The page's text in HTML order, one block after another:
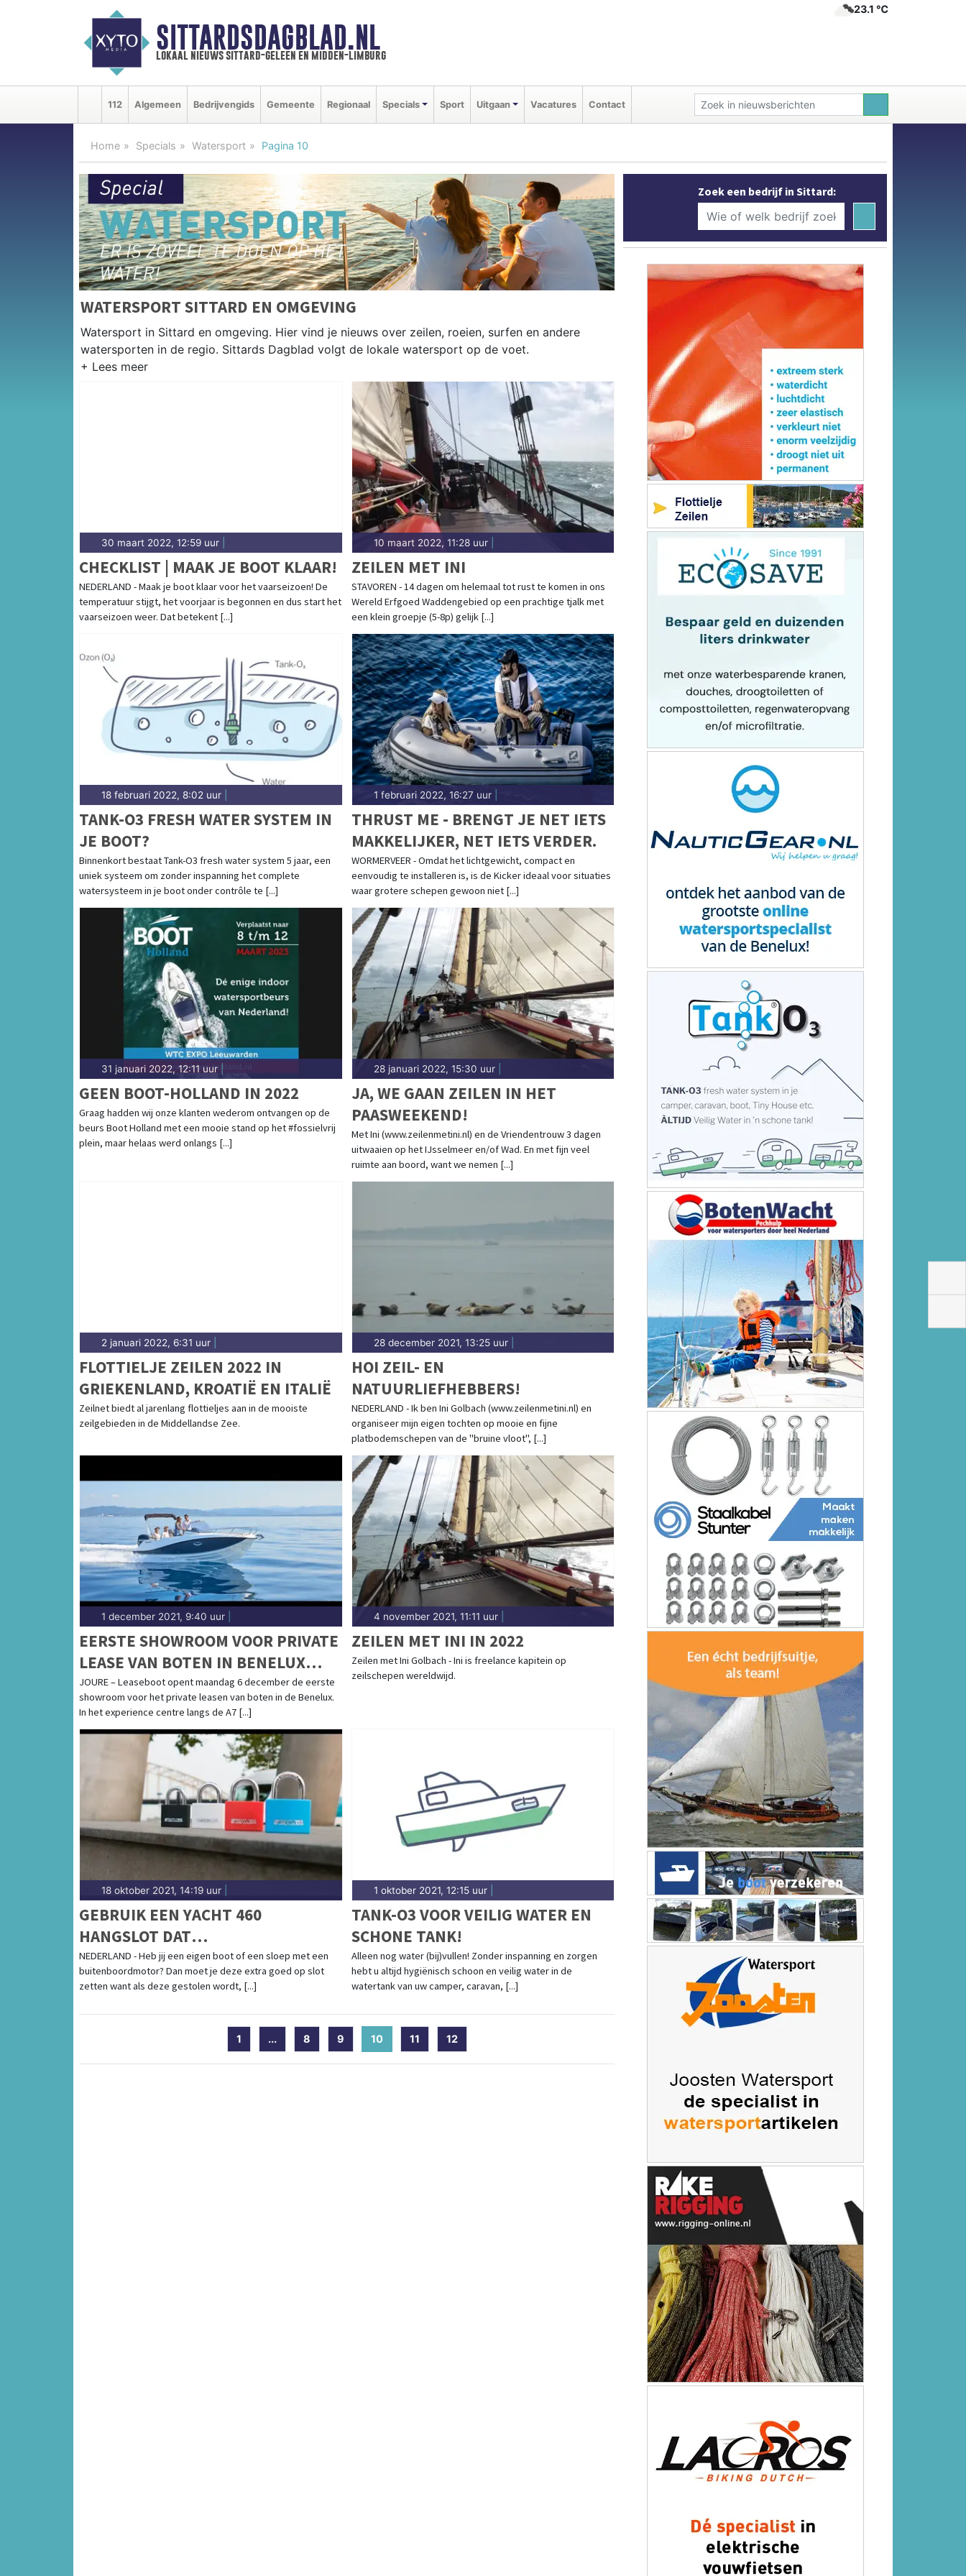
SITTARDSDAGBLAD.NL
lokaal nieuws sittard-geleen en midden-limburg
23.1 ℃
112 Algemeen Bedrijvengids Gemeente Regionaal Specials Sport Uitgaan Vacatures Contact
Home Specials Watersport Pagina 10
WATERSPORT SITTARD EN OMGEVING
Watersport in Sittard en omgeving. Hier vind je nieuws over zeilen, roeien, surfen en andere
watersporten in de regio. Sittards Dagblad volgt de lokale watersport op de voet.
30 maart 2022, 12:59 uur
CHECKLIST | MAAK JE BOOT KLAAR!
NEDERLAND - Maak je boot klaar voor het vaarseizoen! De
temperatuur stijgt, het voorjaar is begonnen en dus start het
vaarseizoen weer. Dat betekent [...]
10 maart 2022, 11:28 uur|
ZEILEN MET INI
STAVOREN - 14 dagen om helemaal tot rust te komen in ons
Wereld Erfgoed Waddengebied op een prachtige tjalk met
een klein groepje (5-8p) gelijk [...]
18 februari 2022, 8:02 uur
TANK-O3 FRESH WATER SYSTEM IN
JE BOOT?
Binnenkort bestaat Tank-O3 fresh water system 5 jaar, een
uniek systeem om zonder inspanning het complete
watersysteem in je boot onder contrôle te [...]
1 februari 2022, 16:27 uur|
THRUST ME - BRENGT JE NET IETS
MAKKELIJKER, NET IETS VERDER.
WORMERVEER - Omdat het lichtgewicht, compact en
eenvoudig te installeren is, is de Kicker ideaal voor situaties
waar grotere schepen gewoon niet [...]
31 januari 2022, 12:11 uur
GEEN BOOT-HOLLAND IN 2022
Graag hadden wij onze klanten wederom ontvangen op de
beurs Boot Holland met een mooie stand op het #fossielvrij
plein, maar helaas werd onlangs [...]
28 januari 2022, 15:30 uur|
JA, WE GAAN ZEILEN IN HET
PAASWEEKEND!
Met Ini (www.zeilenmetini.nl) en de Vriendentrouw 3 dagen
uitwaaien op het IJsselmeer en/of Wad. En met fijn veel
ruimte aan boord, want we nemen [...]
2 januari 2022, 6:31 uur
FLOTTIELJE ZEILEN 2022 IN
GRIEKENLAND, KROATIË EN ITALIË
Zeilnet biedt al jarenlang flottieljes aan in de mooiste
zeilgebieden in de Middellandse Zee.
28 december 2021, 13:25 uur|
HOI ZEIL- EN
NATUURLIEFHEBBERS!
NEDERLAND - Ik ben Ini Golbach (www.zeilenmetini.nl) en
organiseer mijn eigen tochten op mooie en fijne
platbodemschepen van de "bruine vloot", [...]
1 december 2021, 9:40 uur
EERSTE SHOWROOM VOOR PRIVATE
LEASE VAN BOTEN IN BENELUX
GEOPEND
JOURE – Leaseboot opent maandag 6 december de eerste
showroom voor het private leasen van boten in de Benelux.
In het experience centre langs de A7 [...]
4 november 2021, 11:11 uur|
ZEILEN MET INI IN 2022
Zeilen met Ini Golbach - Ini is freelance kapitein op
zeilschepen wereldwijd.
18 oktober 2021, 14:19 uur
GEBRUIK EEN YACHT 460
HANGSLOT DAT
ZEEWATERBESTENDIG IS OM JE
BUITENBOORDMOTOR OPTIMAAL
NEDERLAND - Heb jij een eigen boot of een sloep met een
buitenboordmotor? Dan moet je deze extra goed op slot
zetten want als deze gestolen wordt, [...]
1 oktober 2021, 12:15 uur|
TANK-O3 VOOR VEILIG WATER EN
SCHONE TANK!
Alleen nog water (bij)vullen! Zonder inspanning en zorgen
hebt u altijd hygiënisch schoon en veilig water in de
watertank van uw camper, caravan, [...]
1 ... 8 9 10 (current)
11 12
Zoek een bedrijf in Sittard: